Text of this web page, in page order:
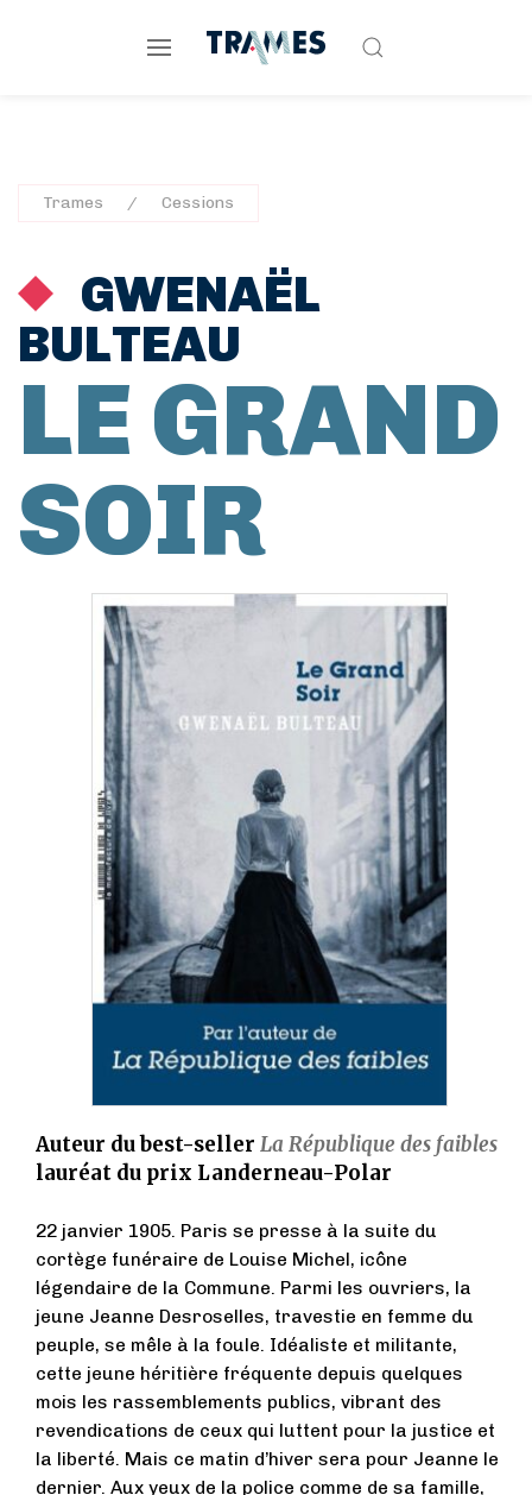
Trames Cessions
GWENAËL
BULTEAU
LE GRAND
SOIR
Auteur du best-seller La République des faibles
lauréat du prix Landerneau-Polar
22 janvier 1905. Paris se presse à la suite du
cortège funéraire de Louise Michel, icône
légendaire de la Commune. Parmi les ouvriers, la
jeune Jeanne Desroselles, travestie en femme du
peuple, se mêle à la foule. Idéaliste et militante,
cette jeune héritière fréquente depuis quelques
mois les rassemblements publics, vibrant des
revendications de ceux qui luttent pour la justice et
la liberté. Mais ce matin d’hiver sera pour Jeanne le
dernier. Aux yeux de la police comme de sa famille,